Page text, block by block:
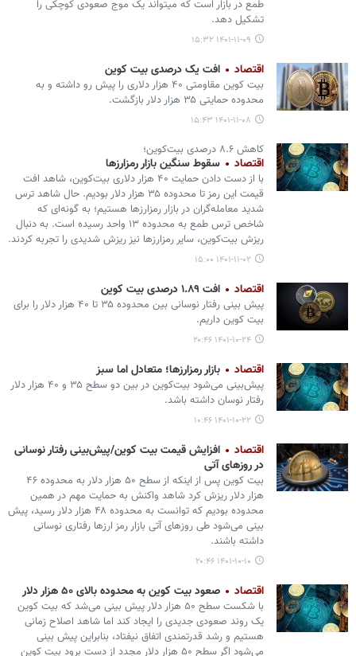
طمع در بازار است که میتواند یک موج صعودی کوچکی را
تشکیل دهد.
۱۴۰۱-۱۱-۰۹ ۱۵:۳۲
اقتصاد افت یک درصدی بیت کوین
بیت کوین مقاومتی ۴۰ هزار دلاری را پیش رو داشته و به
محدوده حمایتی ۳۵ هزار دلار بازگشت.
۱۴۰۱-۱۱-۰۸ ۱۵:۴۳
کاهش ۸.۶ درصدی بیت‌کوین؛
اقتصاد سقوط سنگین بازار رمزارزها
با از دست دادن حمایت ۴۰ هزار دلاری بیت‌کوین، شاهد افت
قیمت این رمز تا محدوده ۳۵ هزار دلار بودیم. حال شاهد ترس
شدید معامله‌گران در بازار رمزارزها هستیم؛ به گونه‌ای که
شاخص ترس طمع به محدوده ۱۳ واحد رسیده است. به دنبال
ریزش بیت‌کوین، سایر رمزارزها نیز ریزش شدیدی را تجربه کردند.
۱۴۰۱-۱۱-۰۲ ۱۵:۰۰
اقتصاد افت ۱.۸۹ درصدی بیت کوین
پیش بینی رفتار نوسانی بین محدوده ۳۵ تا ۴۰ هزار دلار را برای
بیت کوین داریم.
۱۴۰۱-۱۰-۲۴ ۲۰:۴۶
اقتصاد بازار رمزارزها؛ متعادل اما سبز
پیش‌بینی می‌شود بیت‌کوین در بین دو سطح ۳۵ و ۴۰ هزار دلار
رفتار نوسان داشته باشد.
۱۴۰۱-۱۰-۲۲ ۱۰:۴۶
اقتصاد
افزایش قیمت بیت کوین/پیش‌بینی رفتار نوسانی
در روزهای آتی
بیت کوین پس از اینکه از سطح ۵۰ هزار دلار به محدوده ۴۶
هزار دلار ریزش کرد شاهد واکنش به حمایت مهم در همین
محدوده بودیم که توانست به محدوده ۴۸ هزار دلار رسید، پیش
بینی می‌شود طی روزهای آتی بازار رمز ارزها رفتاری نوسانی
داشته باشند.
۱۴۰۱-۱۰-۱۰ ۲۰:۴۶
اقتصاد صعود بیت کوین به محدوده بالای ۵۰ هزار دلار
با شکست سطح ۵۰ هزار دلار پیش بینی می‌شد که بیت کوین
یک روند صعودی جدیدی را ایجاد کند اما شاهد اصلاح زمانی
هستیم و رشد قدرتمندی اتفاق نیفتاد، بنابراین پیش بینی
می‌شود اگر سطح ۵۰ هزار دلار مجدد از دست برود بیت کوین